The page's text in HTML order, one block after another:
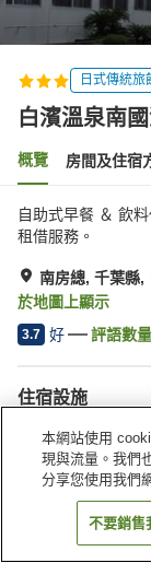
日式傳統旅
白濱溫泉南
概覽 房間及住宿
自助式早餐 ＆ 飲
租借服務。
南房總, 千葉縣,
於地圖上顯示
3.7 好 評語數量
住宿設施
停車場
水療/美容院
本網站使用
現與流量。我們
分享您使用我們
不要銷售